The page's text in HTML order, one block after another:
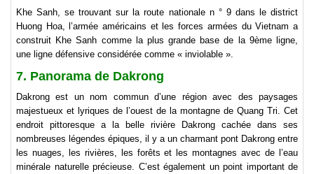
Khe Sanh, se trouvant sur la route nationale n ° 9 dans le district
Huong Hoa, l’armée américains et les forces armées du Vietnam a
construit Khe Sanh comme la plus grande base de la 9ème ligne,
une ligne défensive considérée comme « inviolable ».
7. Panorama de Dakrong
Dakrong est un nom commun d’une région avec des paysages
majestueux et lyriques de l’ouest de la montagne de Quang Tri. Cet
endroit pittoresque a la belle rivière Dakrong cachée dans ses
nombreuses légendes épiques, il y a un charmant pont Dakrong entre
les nuages, les rivières, les forêts et les montagnes avec de l’eau
minérale naturelle précieuse. C’est également un point important de